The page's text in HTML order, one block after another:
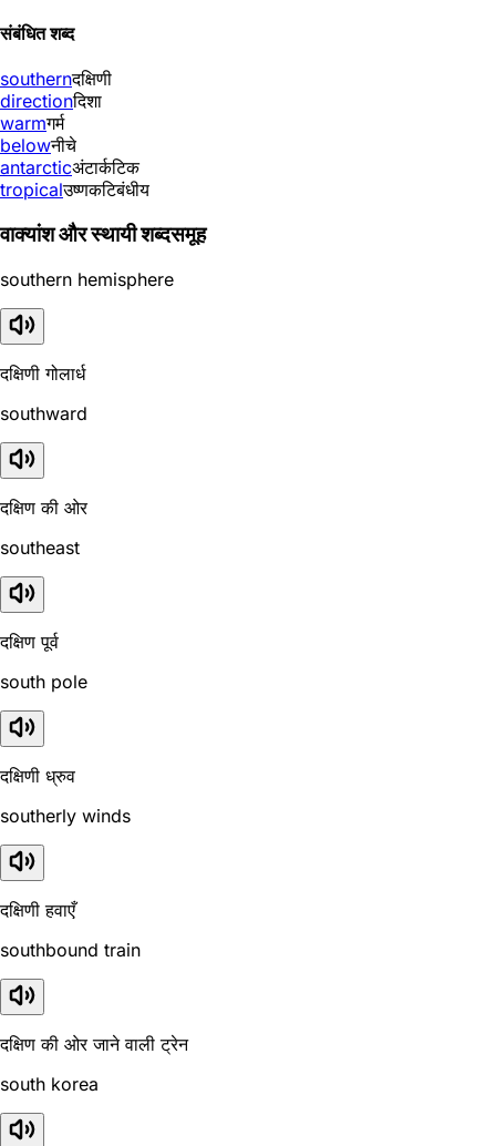
संबंधित शब्द
southernदक्षिणी
directionदिशा
warmगर्म
belowनीचे
antarcticअंटार्कटिक
tropicalउष्णकटिबंधीय
वाक्यांश और स्थायी शब्दसमूह
southern hemisphere
दक्षिणी गोलार्ध
southward
दक्षिण की ओर
southeast
दक्षिण पूर्व
south pole
दक्षिणी ध्रुव
southerly winds
दक्षिणी हवाएँ
southbound train
दक्षिण की ओर जाने वाली ट्रेन
south korea